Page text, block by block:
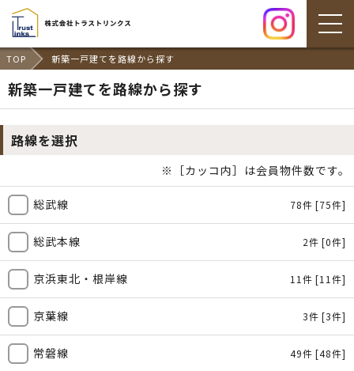
TOP 新築一戸建てを路線から探す
新築一戸建てを路線から探す
路線を選択
※［カッコ内］は会員物件数です。
総武線 78件 [75件]
総武本線 2件 [0件]
京浜東北・根岸線 11件 [11件]
京葉線 3件 [3件]
常磐線 49件 [48件]